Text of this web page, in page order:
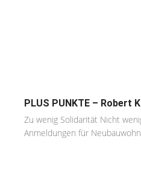
PLUS PUNKTE – Robert
Zu wenig Solidarität Nicht
Anmeldungen für